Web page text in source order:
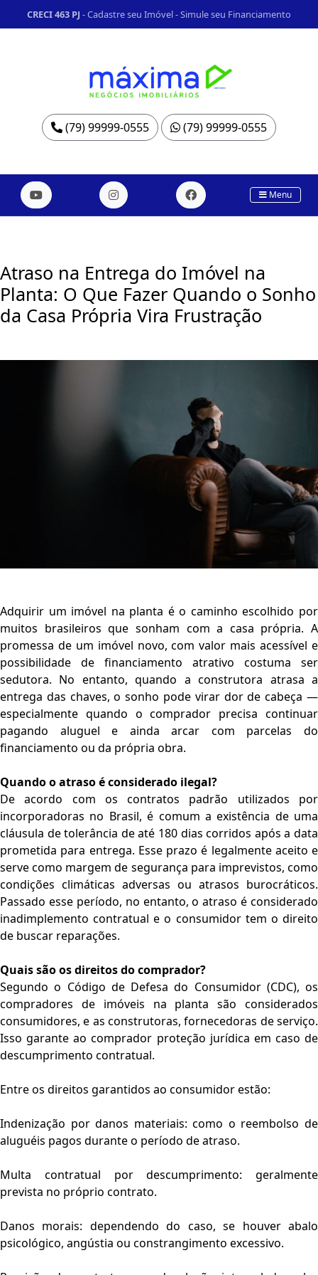
CRECI 463 PJ -Cadastre seu Imóvel-Simule seu Financiamento
(79) 99999-0555 (79) 99999-0555
Menu
Atraso na Entrega do Imóvel na
Planta: O Que Fazer Quando o Sonho
da Casa Própria Vira Frustração
Adquirir um imóvel na planta é o caminho escolhido por
muitos brasileiros que sonham com a casa própria. A
promessa de um imóvel novo, com valor mais acessível e
possibilidade de financiamento atrativo costuma ser
sedutora. No entanto, quando a construtora atrasa a
entrega das chaves, o sonho pode virar dor de cabeça —
especialmente quando o comprador precisa continuar
pagando aluguel e ainda arcar com parcelas do
financiamento ou da própria obra.
Quando o atraso é considerado ilegal?
De acordo com os contratos padrão utilizados por
incorporadoras no Brasil, é comum a existência de uma
cláusula de tolerância de até 180 dias corridos após a data
prometida para entrega. Esse prazo é legalmente aceito e
serve como margem de segurança para imprevistos, como
condições climáticas adversas ou atrasos burocráticos.
Passado esse período, no entanto, o atraso é considerado
inadimplemento contratual e o consumidor tem o direito
de buscar reparações.
Quais são os direitos do comprador?
Segundo o Código de Defesa do Consumidor (CDC), os
compradores de imóveis na planta são considerados
consumidores, e as construtoras, fornecedoras de serviço.
Isso garante ao comprador proteção jurídica em caso de
descumprimento contratual.
Entre os direitos garantidos ao consumidor estão:
Indenização por danos materiais: como o reembolso de
aluguéis pagos durante o período de atraso.
Multa contratual por descumprimento: geralmente
prevista no próprio contrato.
Danos morais: dependendo do caso, se houver abalo
psicológico, angústia ou constrangimento excessivo.